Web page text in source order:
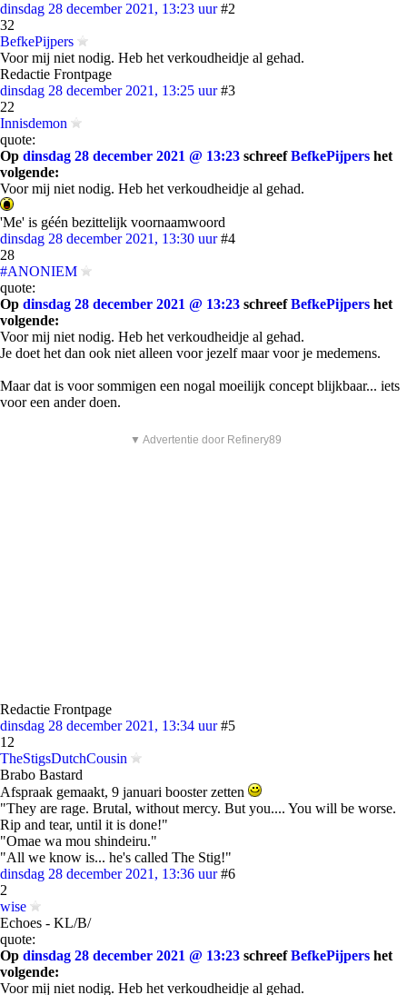
dinsdag 28 december 2021, 13:23 uur #2
32
BefkePijpers
Voor mij niet nodig. Heb het verkoudheidje al gehad.
Redactie Frontpage
dinsdag 28 december 2021, 13:25 uur #3
22
Innisdemon
quote:
Op dinsdag 28 december 2021 @ 13:23 schreefBefkePijpers het
volgende:
Voor mij niet nodig. Heb het verkoudheidje al gehad.
'Me' is géén bezittelijk voornaamwoord
dinsdag 28 december 2021, 13:30 uur #4
28
#ANONIEM
quote:
Op dinsdag 28 december 2021 @ 13:23 schreefBefkePijpers het
volgende:
Voor mij niet nodig. Heb het verkoudheidje al gehad.
Je doet het dan ook niet alleen voor jezelf maar voor je medemens.
Maar dat is voor sommigen een nogal moeilijk concept blijkbaar... iets
voor een ander doen.
▼ Advertentie door Refinery89
Redactie Frontpage
dinsdag 28 december 2021, 13:34 uur #5
12
TheStigsDutchCousin
Brabo Bastard
Afspraak gemaakt, 9 januari booster zetten
"They are rage. Brutal, without mercy. But you.... You will be worse.
Rip and tear, until it is done!"
"Omae wa mou shindeiru."
"All we know is... he's called The Stig!"
dinsdag 28 december 2021, 13:36 uur #6
2
wise
Echoes - KL/B/
quote:
Op dinsdag 28 december 2021 @ 13:23 schreefBefkePijpers het
volgende:
Voor mij niet nodig. Heb het verkoudheidje al gehad.